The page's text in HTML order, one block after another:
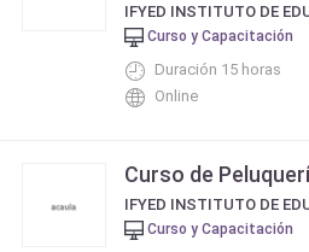
Curso y Capacitación
Duración 15 horas
Online
Curso de
Curso y Capacitación